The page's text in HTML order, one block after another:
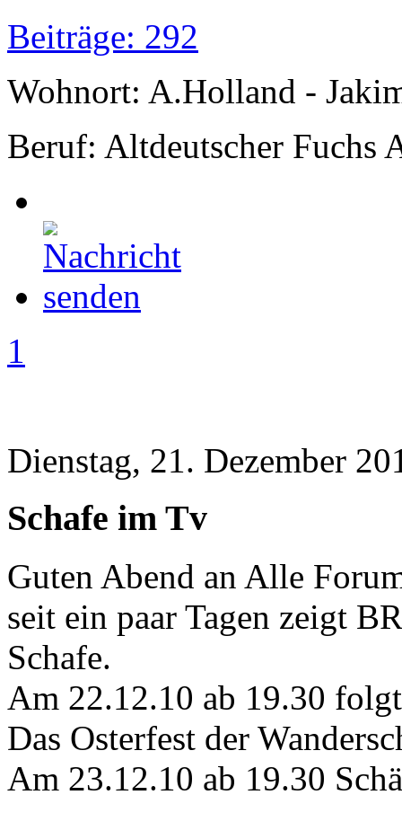
Beiträge: 292
Wohnort: A.Holland -
Beruf: Altdeutscher Fuchs
1
Dienstag, 21. Dezember
Schafe im Tv
Guten Abend an Alle
seit ein paar Tagen zeigt
Schafe.
Am 22.12.10 ab 19.30
Das Osterfest der
Am 23.12.10 ab 19.30